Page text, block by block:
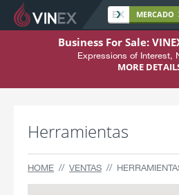
MERCADO
Business For Sale:
Expressions of Interest,
MORE
Herramientas
HOME VENTAS